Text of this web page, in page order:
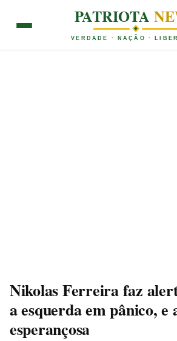
PATRIOTA
VERDADE · NAÇÃO ·
Nikolas Ferreira faz
a esquerda em pânico,
esperançosa